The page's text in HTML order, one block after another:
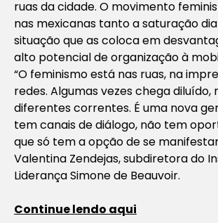
ruas da cidade. O movimento
nas mexicanas tanto a saturação
situação que as coloca em
alto potencial de organização à
“O feminismo está nas ruas, na
redes. Algumas vezes chega diluído,
diferentes correntes. É uma nova
tem canais de diálogo, não tem
que só tem a opção de se
Valentina Zendejas, subdiretora do
Liderança Simone de Beauvoir.
Continue lendo aqui